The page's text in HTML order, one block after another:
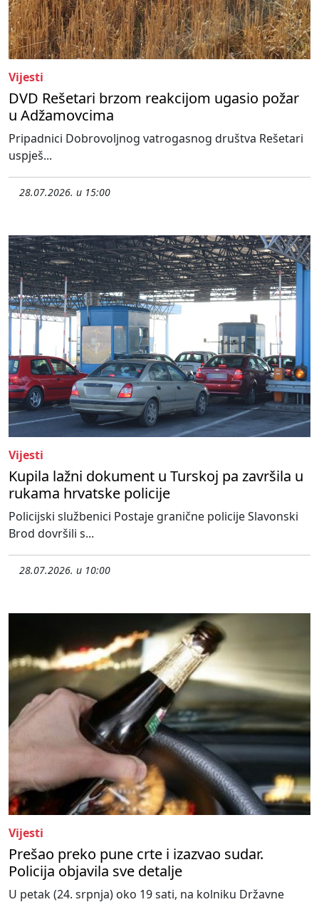
Vijesti
DVD Rešetari brzom reakcijom ugasio požar
u Adžamovcima
Pripadnici Dobrovoljnog vatrogasnog društva Rešetari
uspješ...
28.07.2026. u 15:00
Vijesti
Kupila lažni dokument u Turskoj pa završila u
rukama hrvatske policije
Policijski službenici Postaje granične policije Slavonski
Brod dovršili s...
28.07.2026. u 10:00
Vijesti
Prešao preko pune crte i izazvao sudar.
Policija objavila sve detalje
U petak (24. srpnja) oko 19 sati, na kolniku Državne